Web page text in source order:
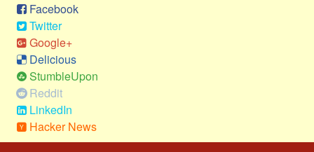
Jura og regler
Skatter og afgifter
Statistik
Praktisk
Alle
Meta
Facebook
Twitter
Google+
Delicious
StumbleUpon
Reddit
LinkedIn
Hacker News